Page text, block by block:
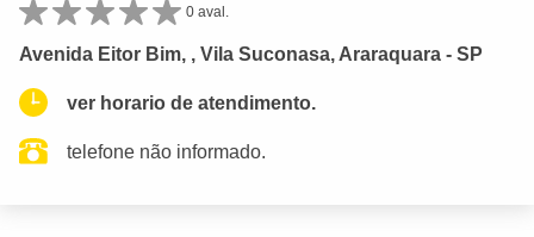
0 aval.
Avenida Eitor Bim, , Vila Suconasa, Araraquara - SP
ver horario de atendimento.
telefone não informado.